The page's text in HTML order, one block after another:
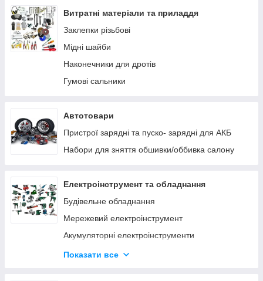
Ручні насоси
Витратні матеріали та приладдя
Заклепки різьбові
Мідні шайби
Наконечники для дротів
Гумові сальники
Автотовари
Пристрої зарядні та пуско- зарядні для АКБ
Набори для зняття обшивки/оббивка салону
Електроінструмент та обладнання
Будівельне обладнання
Мережевий електроінструмент
Акумуляторні електроінструменти
Деревообробний інструмент
Показати все